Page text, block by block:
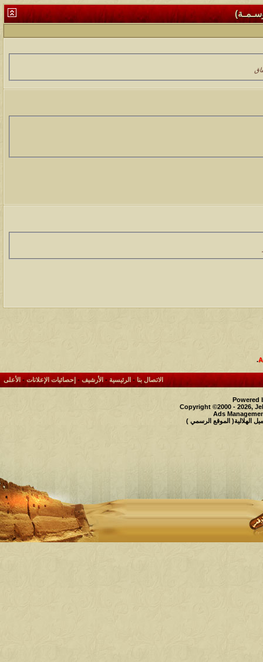
.
الاتصال بنا- الرئيسية- الأرشيف - إحصائيات الإعلانات- الأعلى
Powered
Copyright ©2000 - 2026,
Ads
الهلالية( الموقع الرسمي )